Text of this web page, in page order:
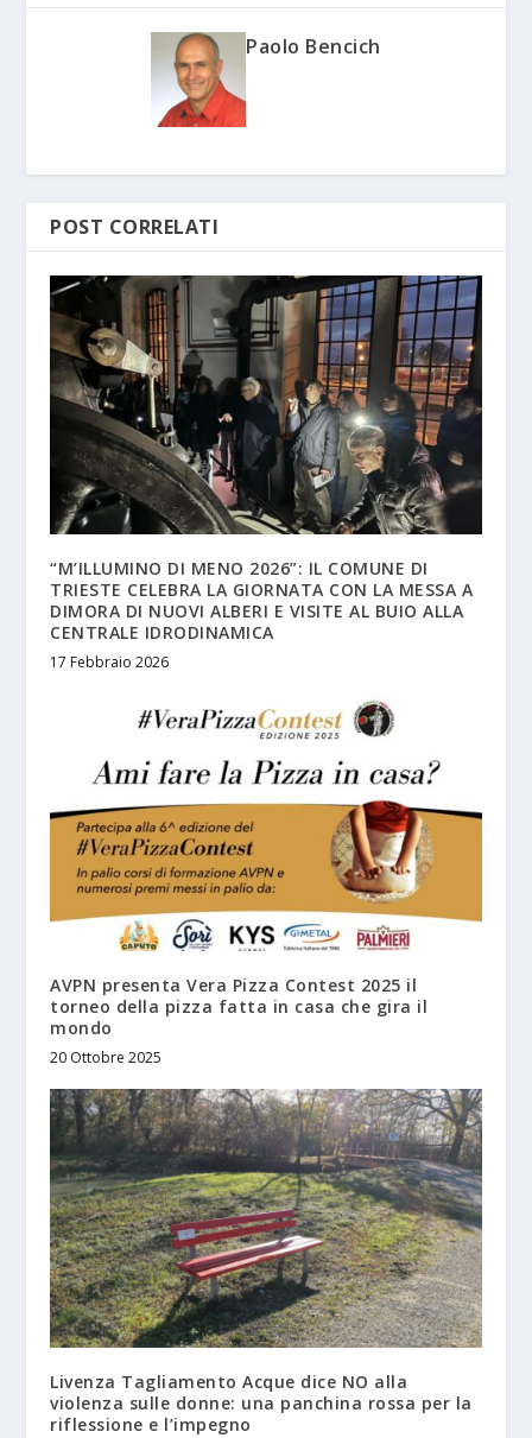
Paolo Bencich
POST CORRELATI
“M’ILLUMINO DI MENO 2026”: IL COMUNE DI
TRIESTE CELEBRA LA GIORNATA CON LA MESSA A
DIMORA DI NUOVI ALBERI E VISITE AL BUIO ALLA
CENTRALE IDRODINAMICA
17 Febbraio 2026
AVPN presenta Vera Pizza Contest 2025 il
torneo della pizza fatta in casa che gira il
mondo
20 Ottobre 2025
Livenza Tagliamento Acque dice NO alla
violenza sulle donne: una panchina rossa per la
riflessione e l’impegno